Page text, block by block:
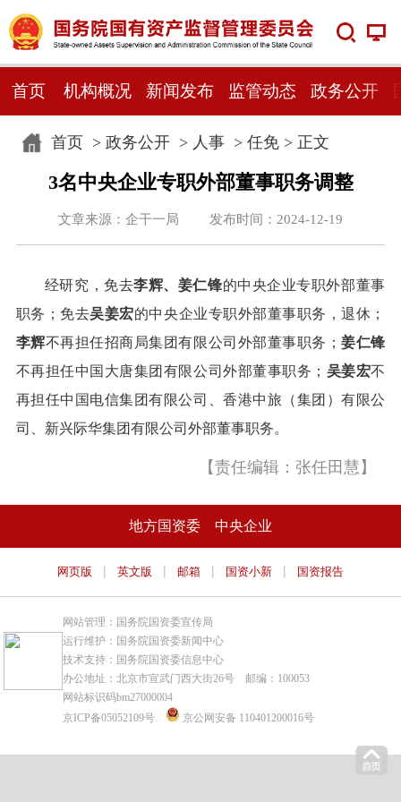
首页 机构概况 新闻发布 监管动态 政务公开
首页> 政务公开> 人事> 任免> 正文
3名中央企业专职外部董事职务调整
文章来源：企干一局 发布时间：2024-12-19
经研究，免去李辉、姜仁锋的中央企业专职外部董事
职务；免去吴姜宏的中央企业专职外部董事职务，退休；
李辉不再担任招商局集团有限公司外部董事职务； 姜仁锋
不再担任中国大唐集团有限公司外部董事职务； 吴姜宏不
再担任中国电信集团有限公司、香港中旅（集团）有限公
司、新兴际华集团有限公司外部董事职务。
【责任编辑：张任田慧】
地方国资委 中央企业
网页版 | 英文版 | 邮箱 | 国资小新 | 国资报告
网站管理：国务院国资委宣传局
运行维护：国务院国资委新闻中心
技术支持：国务院国资委信息中心
办公地址：北京市宣武门西大街26号 邮编：100053
网站标识码bm27000004
京ICP备05052109号
京公网安备 110401200016号